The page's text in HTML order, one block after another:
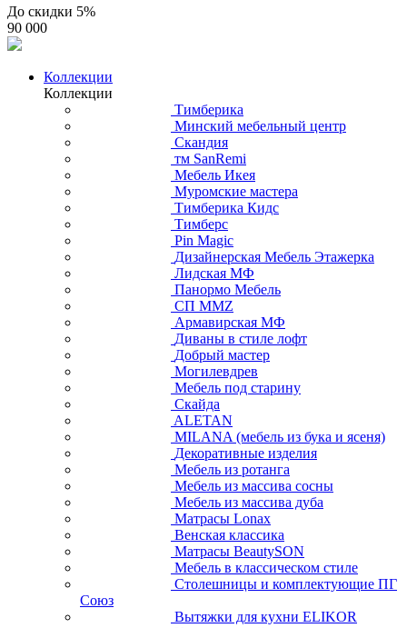
До скидки 5%
90 000
Коллекции
Коллекции
Тимберика
Минский мебельный центр
Скандия
тм SanRemi
Мебель Икея
Муромские мастера
Тимберика Кидс
Тимберс
Pin Magic
Дизайнерская Мебель Этажерка
Лидская МФ
Панормо Мебель
СП ММZ
Армавирская МФ
Диваны в стиле лофт
Добрый мастер
Могилевдрев
Мебель под старину
Скайда
ALETAN
MILANA (мебель из бука и ясеня)
Декоративные изделия
Мебель из ротанга
Мебель из массива сосны
Мебель из массива дуба
Матрасы Lonax
Венская классика
Матрасы BeautySON
Мебель в классическом стиле
Столешницы и комплектующие ПГ
Союз
Вытяжки для кухни ELIKOR